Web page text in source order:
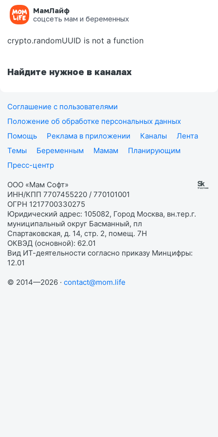
МамЛайф
соцсеть мам и беременных
Ошибка на странице
crypto.randomUUID is not a function
Найдите нужное в каналах
Соглашение с пользователями
Положение об обработке персональных данных
Помощь
Реклама в приложении Каналы
Лента
Темы
Беременным Мамам
Планирующим
Пресс-центр
ООО «Мам Софт»
ИНН/КПП 7707455220 / 770101001
ОГРН 1217700330275
Юридический адрес: 105082, Город Москва, вн.тер.г.
муниципальный округ Басманный, пл
Спартаковская, д. 14, стр. 2, помещ. 7Н
ОКВЭД (основной): 62.01
Вид ИТ-деятельности согласно приказу Минцифры:
12.01
© 2014—2026 · contact@mom.life